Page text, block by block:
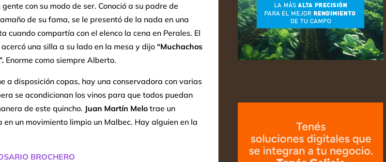
con su modo de ser. Conoció a su padre de
de su fama, se le presentó de la nada en una
cuando compartía con el elenco la cena en Perales. El
una silla a su lado en la mesa y dijo “Muchachos
Enorme como siempre Alberto.
a disposición copas, hay una conservadora con varias
se acondicionan los vinos para que todos puedan
de este quincho. Juan Martín Melotrae un
en un movimiento limpio un Malbec. Hay alguien en la
BROCHERO